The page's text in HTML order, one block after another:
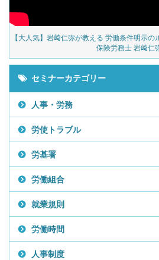
【大人気】岩﨑仁弥が教える 労働条件明示
保険労務士 岩﨑仁
セミナーカテゴリー
人事・労務
労使トラブル
労基署
労働組合
就業規則
労働時間
人事制度